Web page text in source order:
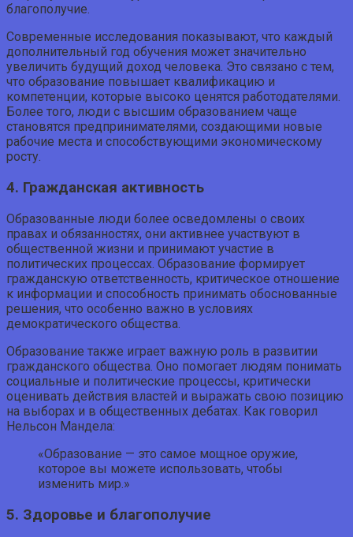
благополучие.
Современные исследования показывают, что каждый
дополнительный год обучения может значительно
увеличить будущий доход человека. Это связано с тем,
что образование повышает квалификацию и
компетенции, которые высоко ценятся работодателями.
Более того, люди с высшим образованием чаще
становятся предпринимателями, создающими новые
рабочие места и способствующими экономическому
росту.
4. Гражданская активность
Образованные люди более осведомлены о своих
правах и обязанностях, они активнее участвуют в
общественной жизни и принимают участие в
политических процессах. Образование формирует
гражданскую ответственность, критическое отношение
к информации и способность принимать обоснованные
решения, что особенно важно в условиях
демократического общества.
Образование также играет важную роль в развитии
гражданского общества. Оно помогает людям понимать
социальные и политические процессы, критически
оценивать действия властей и выражать свою позицию
на выборах и в общественных дебатах. Как говорил
Нельсон Мандела:
«Образование — это самое мощное оружие,
которое вы можете использовать, чтобы
изменить мир.»
5. Здоровье и благополучие